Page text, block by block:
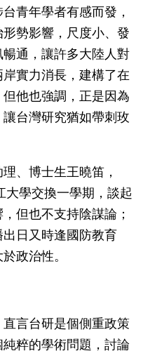
青年學者有感而發，
勢影響，尺度小、發
通，讓許多大陸人對
實力消長，建構了在
他也強調，正是因為
台灣研究猶如帶刺玫
、博士生王曉笛，
大學交換一學期，談起
但也不支持陰謀論；
日又時逢國防教育
政治性。
言台研是個側重政策
粹的學術問題，討論